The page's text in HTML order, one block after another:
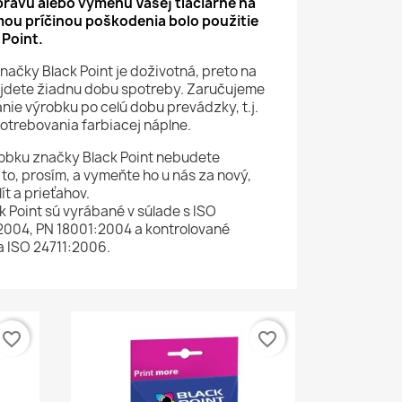
príčinou poškodenia bolo použitie
Black Point je doživotná, preto na
žiadnu dobu spotreby. Zaručujeme
výrobku po celú dobu prevádzky, t.j.
farbiacej náplne.
značky Black Point nebudete
prosím, a vymeňte ho u nás za nový,
a prieťahov.
Point sú vyrábané v súlade s ISO
PN 18001:2004 a kontrolované
24711:2006.
favorite_border favorite_border